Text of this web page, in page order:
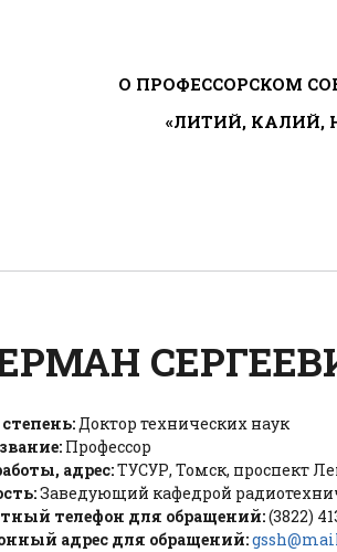
МЕНЮ
О ПРОФЕССОРСКОМ
«ЛИТИЙ, КАЛИЙ,
Доктор технических наук
Профессор
адрес:ТУСУР, Томск, проспект
Заведующий кафедрой
телефон для обращений:(3822)
адрес для обращений: